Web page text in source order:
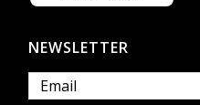
NEWSLETTER